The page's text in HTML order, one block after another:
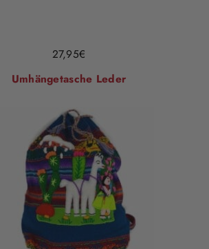
27,95€
Umhängetasche Leder